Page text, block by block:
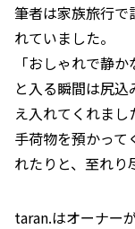
筆者は家族旅行で
れていました。
「おしゃれで静
と入る瞬間は尻
え入れてくれまし
手荷物を預かって
れたりと、至れり
taran.はオーナー